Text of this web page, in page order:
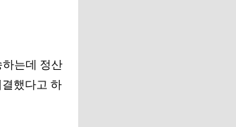
는데 정산
했다고 하